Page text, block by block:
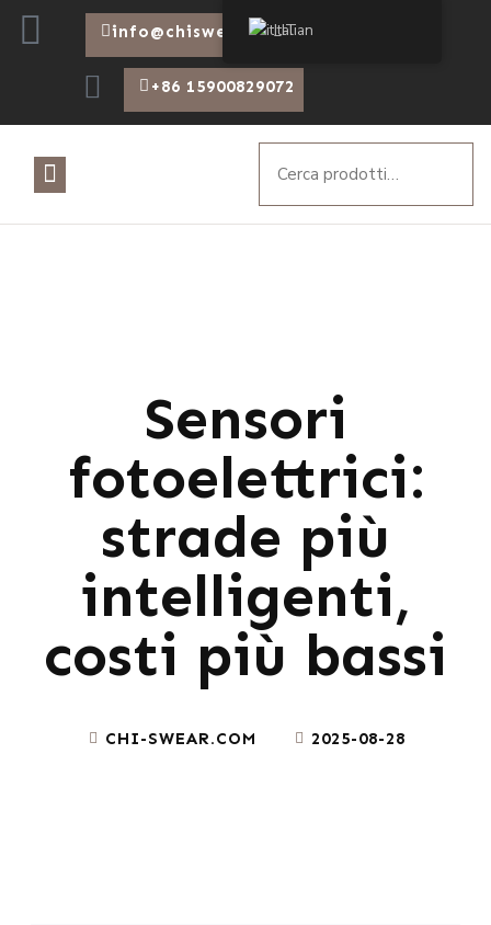
info@chiswear.com
+86 15900829072
Sensori
fotoelettrici:
strade più
intelligenti,
costi più bassi
CHI-SWEAR.COM 2025-08-28
Italian